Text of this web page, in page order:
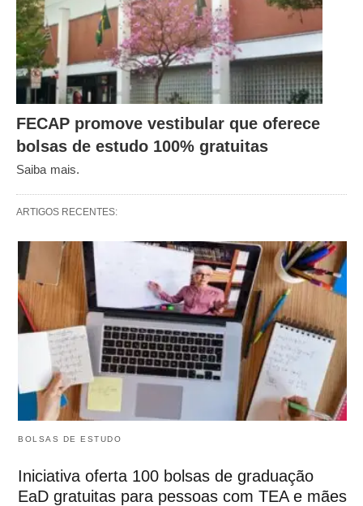
FECAP promove vestibular que oferece
bolsas de estudo 100% gratuitas
Saiba mais.
ARTIGOS RECENTES:
BOLSAS DE ESTUDO
Iniciativa oferta 100 bolsas de graduação
EaD gratuitas para pessoas com TEA e mães